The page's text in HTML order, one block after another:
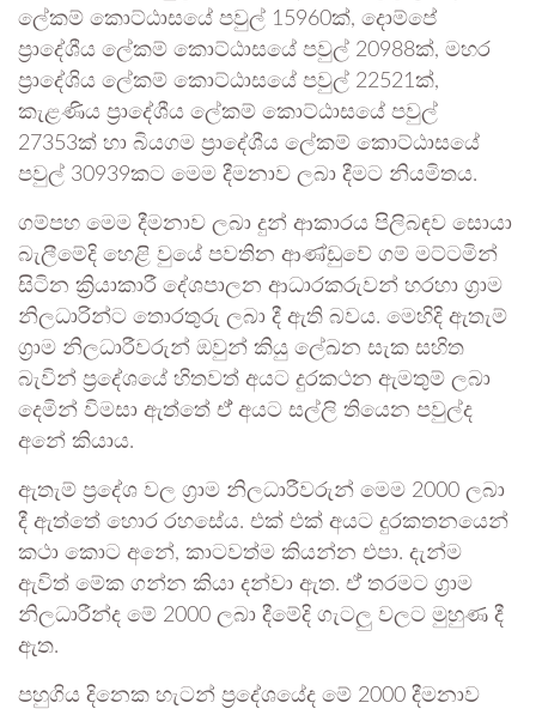
ලේකම් කොට්ඨාසයේ පවුල් 15960ක්, දොම්පේ
ප්‍රාදේශීය ලේකම් කොට්ඨාසයේ පවුල් 20988ක්, මහර
ප්‍රාදේශිය ලේකම් කොට්ඨාසයේ පවුල් 22521ක්,
කැළණිය ප්‍රාදේශීය ලේකම් කොට්ඨාසයේ පවුල්
27353ක් හා බියගම ප්‍රාදේශීය ලේකම් කොට්ඨාසයේ
පවුල් 30939කට මෙම දීමනාව ලබා දීමට නියමිතය.
ගම්පහ මෙම දීමනාව ලබා දුන් ආකාරය පිලිබඳව සොයා
බැලීමේදි හෙළි වුයේ පවතින ආණ්ඩුවේ ගම් මට්ටමින්
සිටින ක්‍රියාකාරී දේශපාලන ආධාරකරුවන් හරහා ග්‍රාම
නිලධාරින්ට තොරතුරු ලබා දී ඇති බවය. මෙහිදි ඇතැම්
ග්‍රාම නිලධාරීවරුන් ඔවුන් කියු ලේඛන සැක සහිත
බැවින් ප්‍රදේශයේ හිතවත් අයට දුරකථන ඇමතුම් ලබා
දෙමින් විමසා ඇත්තේ ඒ් අයට සල්ලි තියෙන පවුල්ද
අනේ කියාය.
ඇතැම් ප්‍රදේශ වල ග්‍රාම නිලධාරීවරුන් මෙම 2000 ලබා
දී ඇත්තේ හොර රහසේය. එක් එක් අයට දුරකතනයෙන්
කථා කොට අනේ, කාටවත්ම කියන්න එපා. දැන්ම
ඇවිත් මේක ගන්න කියා දන්වා ඇත. ඒ් තරමට ග්‍රාම
නිලධාරීන්ද මේ 2000 ලබා දීමේදි ගැටලු වලට මුහුණ දී
ඇත.
පහුගිය දිනෙක හැටන් ප්‍රදේශයේද මේ 2000 දීමනාව